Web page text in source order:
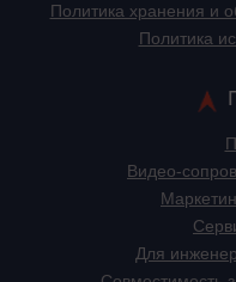
Политика хранения и
Политика
Видео-
Для